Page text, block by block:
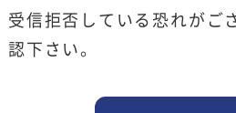
受信拒否している恐れがご
認下さい。